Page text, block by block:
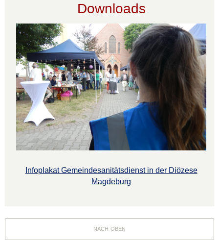
Downloads
Infoplakat Gemeindesanitätsdienst in der Diözese
Magdeburg
nach oben